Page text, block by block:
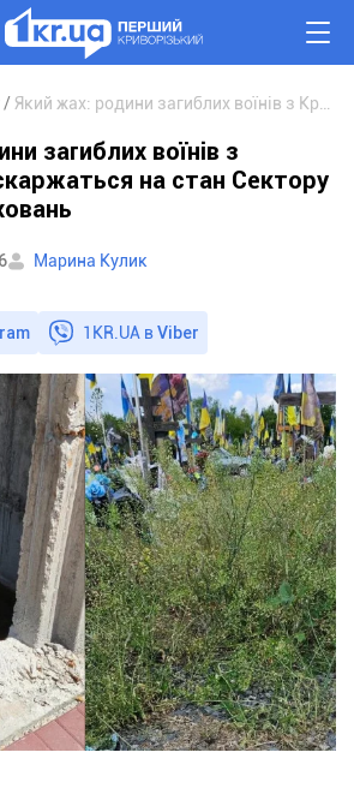
загиблих воїнів з
на стан Сектору
Марина Кулик
1KR.UA вViber